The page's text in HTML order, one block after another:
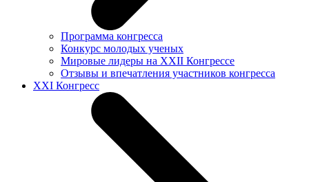
Программа конгресса
Конкурс молодых ученых
Мировые лидеры на XXII Конгрессе
Отзывы и впечатления участников конгресса
XXI Конгресс